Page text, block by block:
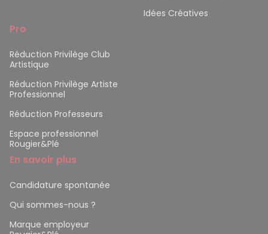
Idées Créatives
Pro
Réduction Privilège Club
Artistique
Réduction Privilège Artiste
Professionnel
Réduction Professeurs
Espace professionnel
Rougier&Plé
En savoir plus
Candidature spontanée
Qui sommes-nous ?
Marque employeur